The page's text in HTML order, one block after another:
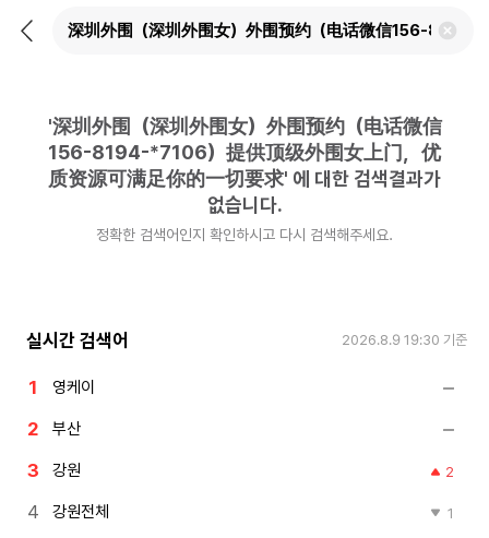
뒤
검
'深圳外围（深圳外围女）外围预约（电话微信
156-8194-*7106）提供顶级外围女上门，优
质资源可满足你的一切要求' 에 대한 검색결과가
없습니다.
정확한 검색어인지 확인하시고 다시 검색해주세요.
실시간 검색어 2026.8.9 19:30 기준
영케이
부산
강원 2
강원전체 1